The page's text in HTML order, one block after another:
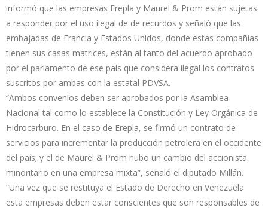
informó que las empresas Erepla y Maurel & Prom están sujetas
a responder por el uso ilegal de de recurdos y señaló que las
embajadas de Francia y Estados Unidos, donde estas compañías
tienen sus casas matrices, están al tanto del acuerdo aprobado
por el parlamento de ese país que considera ilegal los contratos
suscritos por ambas con la estatal PDVSA.
“Ambos convenios deben ser aprobados por la Asamblea
Nacional tal como lo establece la Constitución y Ley Orgánica de
Hidrocarburo. En el caso de Erepla, se firmó un contrato de
servicios para incrementar la producción petrolera en el occidente
del país; y el de Maurel & Prom hubo un cambio del accionista
minoritario en una empresa mixta”, señaló el diputado Millán.
“Una vez que se restituya el Estado de Derecho en Venezuela
esta empresas deben estar conscientes que son responsables de